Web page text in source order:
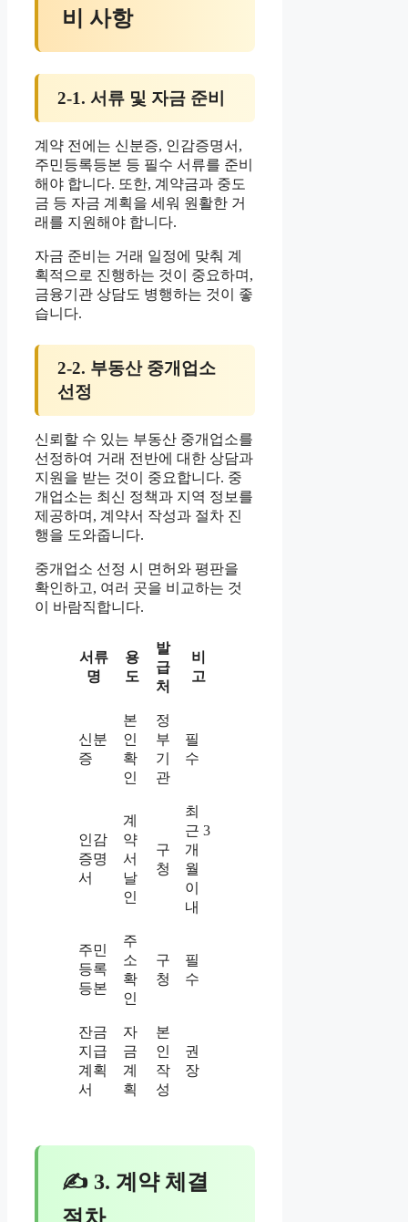
비 사항
2-1. 서류 및 자금 준비
계약 전에는 신분증, 인감증명서,
주민등록등본 등 필수 서류를 준비
해야 합니다. 또한, 계약금과 중도
금 등 자금 계획을 세워 원활한 거
래를 지원해야 합니다.
자금 준비는 거래 일정에 맞춰 계
획적으로 진행하는 것이 중요하며,
금융기관 상담도 병행하는 것이 좋
습니다.
2-2. 부동산 중개업소
선정
신뢰할 수 있는 부동산 중개업소를
선정하여 거래 전반에 대한 상담과
지원을 받는 것이 중요합니다. 중
개업소는 최신 정책과 지역 정보를
제공하며, 계약서 작성과 절차 진
행을 도와줍니다.
중개업소 선정 시 면허와 평판을
확인하고, 여러 곳을 비교하는 것
이 바람직합니다.
서류
명
용
도
발
급
처
비
고
신분
증
본
인
확
인
정
부
기
관
필
수
인감
증명
서
계
약
서
날
인
구
청
최
근 3
개
월
이
내
주민
등록
등본
주
소
확
인
구
청
필
수
잔금
지급
계획
서
자
금
계
획
본
인
작
성
권
장
✍ 3. 계약 체결
절차